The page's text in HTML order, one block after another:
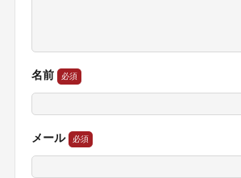
名前
メール